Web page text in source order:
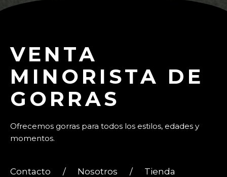
VENTA
MINORISTA DE
GORRAS
Ofrecemos gorras para todos los estilos, edades y
momentos.
Contacto / Nosotros / Tienda